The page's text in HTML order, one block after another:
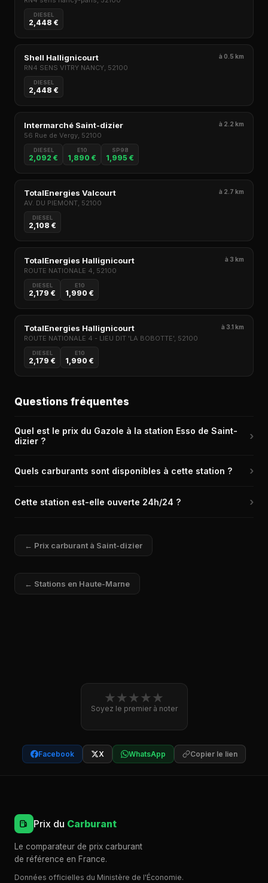
DIESEL
2,448 €
Shell Hallignicourt à 0.5 km
RN4 SENS VITRY NANCY, 52100
DIESEL
2,448 €
Intermarché Saint-dizier à 2.2 km
56 Rue de Vergy, 52100
DIESEL
2,092 €
E10
1,890 €
SP98
1,995 €
TotalEnergies Valcourt à 2.7 km
AV. DU PIEMONT, 52100
DIESEL
2,108 €
TotalEnergies Hallignicourt à 3 km
ROUTE NATIONALE 4, 52100
DIESEL
2,179 €
E10
1,990 €
TotalEnergies Hallignicourt à 3.1 km
ROUTE NATIONALE 4 - LIEU DIT 'LA BOBOTTE', 52100
DIESEL
2,179 €
E10
1,990 €
Questions fréquentes
Quel est le prix du Gazole à la station Esso de Saint-
dizier ?
›
(52100) est de 2,107 € le litre, relevé il y a 1j.
Quels carburants sont disponibles à cette station ? ›
: Diesel, E10, SP98.
Cette station est-elle ouverte 24h/24 ? ›
← Prix carburant à Saint-dizier
← Stations en Haute-Marne
★★★★★
Soyez le premier à noter
Facebook X WhatsApp Copier le lien
Prix du Carburant
Le comparateur de prix carburant
de référence en France.
Données officielles du Ministère de l'Économie.